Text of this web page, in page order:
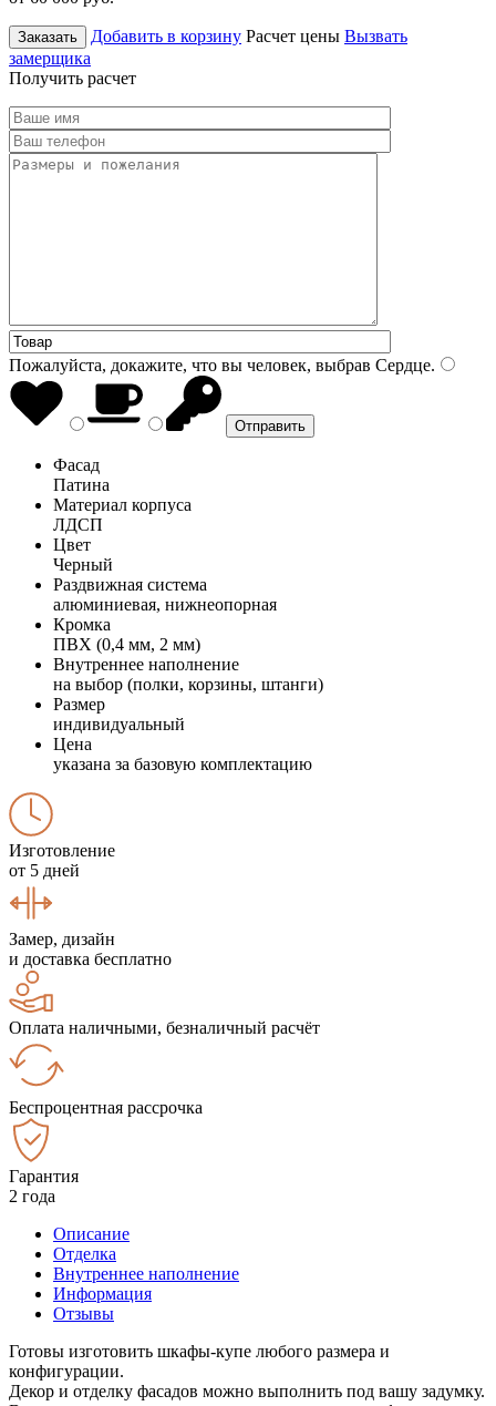
Заказать Добавить в корзину Расчет цены Вызвать
замерщика
Получить расчет
Пожалуйста, докажите, что вы человек, выбрав Сердце.
Фасад
Патина
Материал корпуса
ЛДСП
Цвет
Черный
Раздвижная система
алюминиевая, нижнеопорная
Кромка
ПВХ (0,4 мм, 2 мм)
Внутреннее наполнение
на выбор (полки, корзины, штанги)
Размер
индивидуальный
Цена
указана за базовую комплектацию
Изготовление
от 5 дней
Замер, дизайн
и доставка бесплатно
Оплата наличными, безналичный расчёт
Беспроцентная рассрочка
Гарантия
2 года
Описание
Отделка
Внутреннее наполнение
Информация
Отзывы
Готовы изготовить шкафы-купе любого размера и
конфигурации.
Декор и отделку фасадов можно выполнить под вашу задумку.